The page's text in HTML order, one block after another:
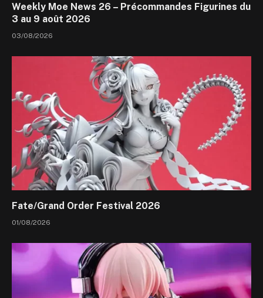
Weekly Moe News 26 – Précommandes Figurines du
3 au 9 août 2026
03/08/2026
Fate/Grand Order Festival 2026
01/08/2026